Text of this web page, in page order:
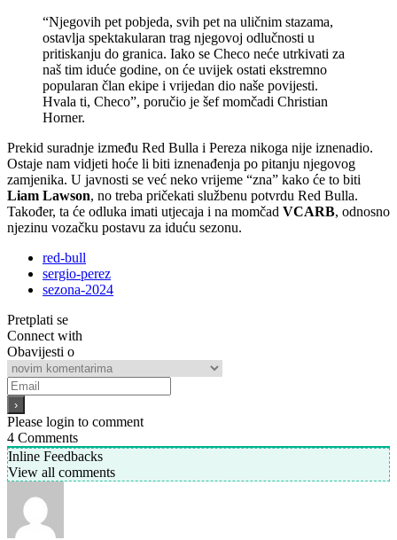
“Njegovih pet pobjeda, svih pet na uličnim stazama,
ostavlja spektakularan trag njegovoj odlučnosti u
pritiskanju do granica. Iako se Checo neće utrkivati za
naš tim iduće godine, on će uvijek ostati ekstremno
popularan član ekipe i vrijedan dio naše povijesti.
Hvala ti, Checo”, poručio je šef momčadi Christian
Horner.
Prekid suradnje između Red Bulla i Pereza nikoga nije iznenadio.
Ostaje nam vidjeti hoće li biti iznenađenja po pitanju njegovog
zamjenika. U javnosti se već neko vrijeme “zna” kako će to biti
Liam Lawson, no treba pričekati službenu potvrdu Red Bulla.
Također, ta će odluka imati utjecaja i na momčad VCARB, odnosno
njezinu vozačku postavu za iduću sezonu.
red-bull
sergio-perez
sezona-2024
Pretplati se
Connect with
Obavijesti o
Please login to comment
4 Comments
Inline Feedbacks
View all comments